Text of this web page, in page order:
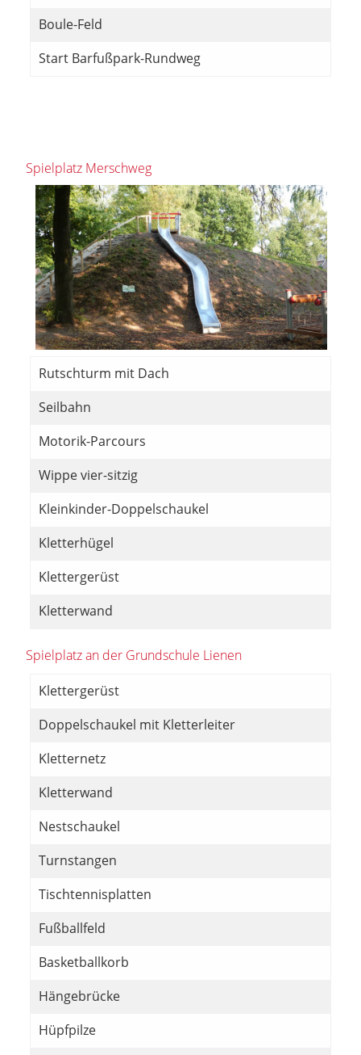
Boule-Feld
Start Barfußpark-Rundweg
Spielplatz Merschweg
Rutschturm mit Dach
Seilbahn
Motorik-Parcours
Wippe vier-sitzig
Kleinkinder-Doppelschaukel
Kletterhügel
Klettergerüst
Kletterwand
Spielplatz an der Grundschule Lienen
Klettergerüst
Doppelschaukel mit Kletterleiter
Kletternetz
Kletterwand
Nestschaukel
Turnstangen
Tischtennisplatten
Fußballfeld
Basketballkorb
Hängebrücke
Hüpfpilze